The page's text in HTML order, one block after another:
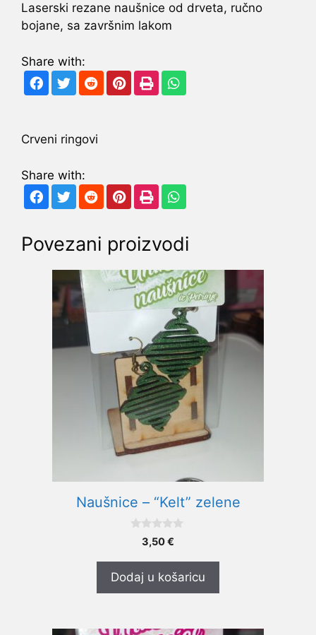
Laserski rezane naušnice od drveta, ručno
bojane, sa završnim lakom
Share with:
Crveni ringovi
Share with:
Povezani proizvodi
Naušnice – “Kelt” zelene
3,50€
Dodaj u košaricu